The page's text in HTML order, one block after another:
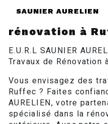
SAUNIER AURELIEN
rénovation à
E.U.R.L SAUNIER
Travaux de Rénovation
Vous envisagez des
Ruffec ? Faites
AURELIEN, votre
spécialisé dans la